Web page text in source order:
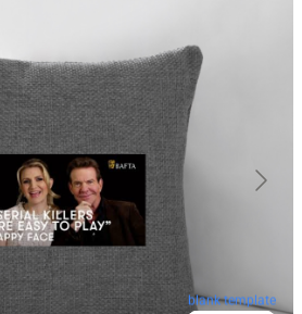
blank template